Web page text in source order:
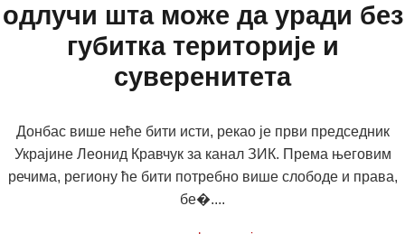
одлучи шта може да уради без
губитка територије и
суверенитета
Донбас више неће бити исти, рекао је први председник
Украјине Леонид Кравчук за канал ЗИК. Према његовим
речима, региону ће бити потребно више слободе и права,
бе�....